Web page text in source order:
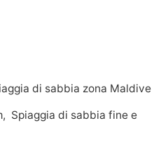
di sabbia zona Maldive
Spiaggia di sabbia fine e